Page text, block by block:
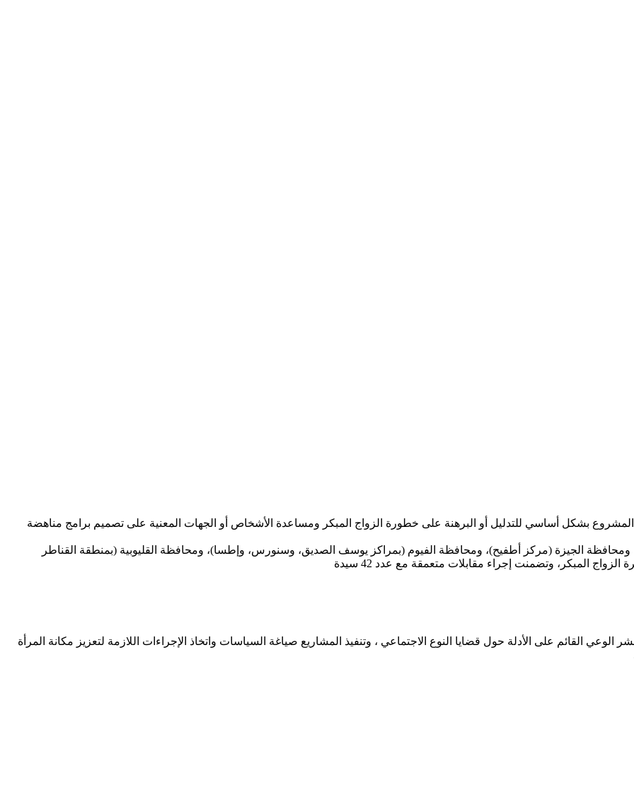
في عام ٢٠١٨ واستمر لمدة ١٨ شهر، ويهدف المشروع بشكل أساسي للتدليل أو البرهنة على خطورة الزواج المبكر ومساعدة الأشخاص أو الجهات المعنية على تصميم برامج مناهضة
الجيزة (مركز أطفيح)، ومحافظة الفيوم (بمراكز يوسف الصديق، وسنورس، وإطسا)، ومحافظة القليوبية (بمنطقة القناطر
المبكر، وتضمنت إجراء مقابلات متعمقة مع عدد 42 سيدة
تدوين لدراسات النوع الاجتماعي في عام 2016 بهدف نشر الوعي القائم على الأدلة حول قضايا النوع الاجتماعي ، وتنفيذ المشاريع صياغة السياسات واتخاذ الإجراءات اللازمة لتعزيز مكانة المرأة